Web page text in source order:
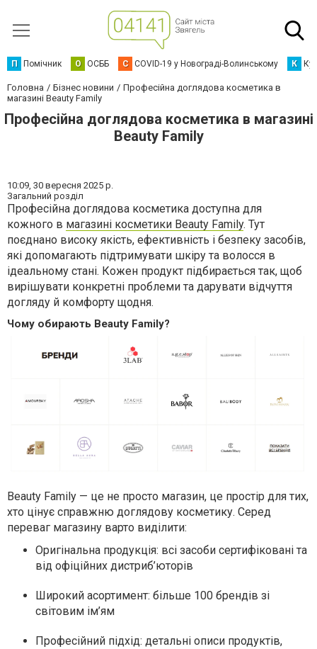
П Помічник О ОСББ C COVID-19 у Новограді-Волинському К
Головна Бізнес новини
Професійна доглядова косметика в
магазині Beauty Family
Професійна доглядова косметика в магазині
Beauty Family
10:09, 30 вересня 2025 р.
Загальний розділ
Професійна доглядова косметика доступна для
кожного в магазині косметики Beauty Family. Тут
поєднано високу якість, ефективність і безпеку засобів,
які допомагають підтримувати шкіру та волосся в
ідеальному стані. Кожен продукт підбирається так, щоб
вирішувати конкретні проблеми та дарувати відчуття
догляду й комфорту щодня.
Чому обирають Beauty Family?
Beauty Family — це не просто магазин, це простір для тих,
хто цінує справжню доглядову косметику. Серед
переваг магазину варто виділити:
Оригінальна продукція: всі засоби сертифіковані та
від офіційних дистриб’юторів
Широкий асортимент: більше 100 брендів зі
світовим ім’ям
Професійний підхід: детальні описи продуктів,